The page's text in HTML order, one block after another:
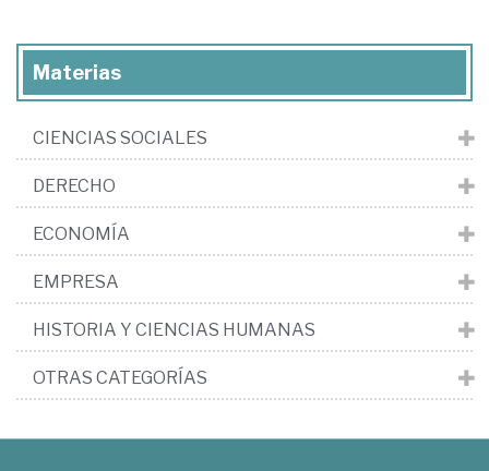
Materias
CIENCIAS SOCIALES
DERECHO
ECONOMÍA
EMPRESA
HISTORIA Y CIENCIAS HUMANAS
OTRAS CATEGORÍAS